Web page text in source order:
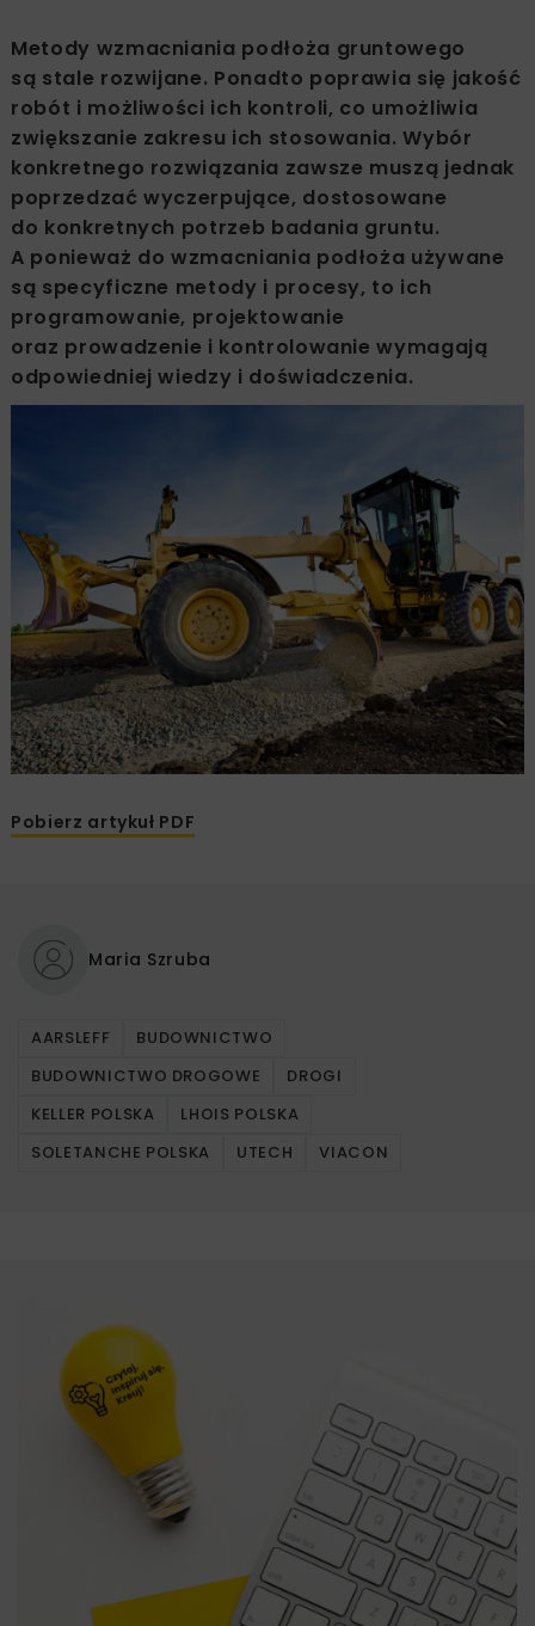
Metody wzmacniania podłoża gruntowego
są stale rozwijane. Ponadto poprawia się jakość
robót i możliwości ich kontroli, co umożliwia
zwiększanie zakresu ich stosowania. Wybór
konkretnego rozwiązania zawsze muszą jednak
poprzedzać wyczerpujące, dostosowane
do konkretnych potrzeb badania gruntu.
A ponieważ do wzmacniania podłoża używane
są specyficzne metody i procesy, to ich
programowanie, projektowanie
oraz prowadzenie i kontrolowanie wymagają
odpowiedniej wiedzy i doświadczenia.
Pobierz artykuł PDF
Maria Szruba
AARSLEFF
BUDOWNICTWO
BUDOWNICTWO DROGOWE
DROGI
KELLER POLSKA
LHOIS POLSKA
SOLETANCHE POLSKA
UTECH VIACON